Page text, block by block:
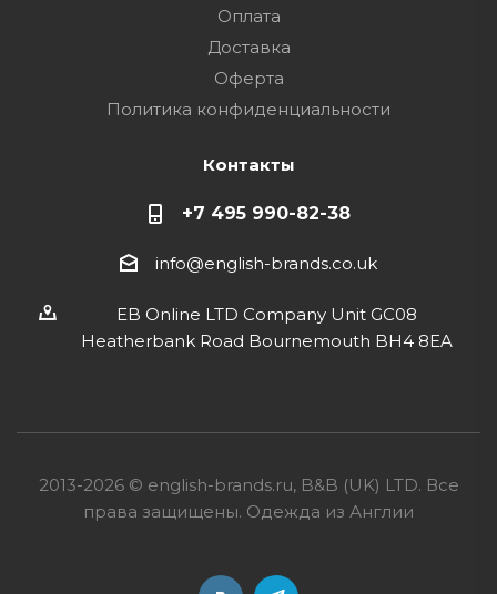
Оплата
Доставка
Оферта
Политика конфиденциальности
Контакты
+7 495 990-82-38
info@english-brands.co.uk
EB Online LTD Company Unit GC08
Heatherbank Road Bournemouth BH4 8EA
2013-2026 © english-brands.ru, B&B (UK) LTD. Все
права защищены. Одежда из Англии